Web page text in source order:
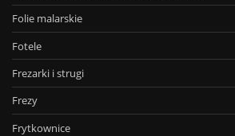
Folie malarskie
Fotele
Frezarki i strugi
Frezy
Frytkownice